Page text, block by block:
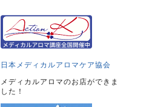
日本メディカルアロマケア協会
メディカルアロマのお店ができま
した！